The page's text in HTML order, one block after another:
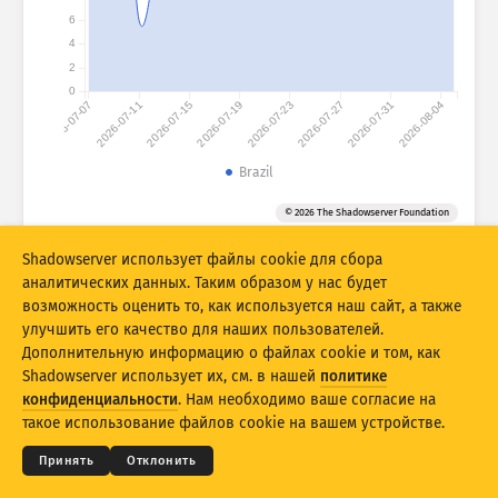
Группировать по
Stacking
Автоматически обновлять результаты
Обновить Сбросить
Статистика создания цифрового отпечатка устройств Интернета
вещей и статистика ханипот-атак софинансировались Фондом
соединения Европы ЕС.
2026-07-07 2026-07-112026-07-152026-07-192026-07-232026-07-272026-07-312026-08-04
0
2
4
6
Brazil
© 2026 The Shadowserver Foundation
© 2026THE SHADOWSERVER FOUNDATION
Конфиденциальность и условия
Связь с нами
Благодарности
Shadowserver использует файлы cookie для сбора
аналитических данных. Таким образом у нас будет
возможность оценить то, как используется наш сайт, а также
улучшить его качество для наших пользователей.
Дополнительную информацию о файлах cookie и том, как
Shadowserver использует их, см. в нашей политике
конфиденциальности. Нам необходимо ваше согласие на
такое использование файлов cookie на вашем устройстве.
Принять Отклонить